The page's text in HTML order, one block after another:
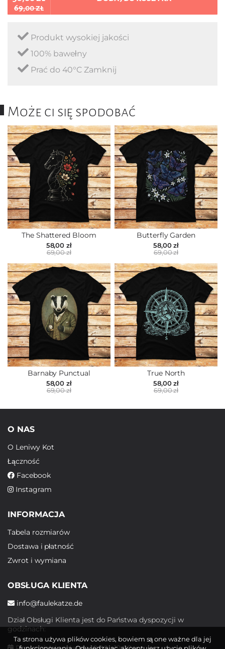
69,00 zł
Produkt wysokiej jakości
100% bawełny
Prać do 40°C Zamknij
Może ci się spodobać
The Shattered Bloom
58,00 zł
69,00 zł
Butterfly Garden
58,00 zł
69,00 zł
Barnaby Punctual
58,00 zł
69,00 zł
True North
58,00 zł
69,00 zł
O NAS
O Leniwy Kot
Łączność
Facebook
Instagram
INFORMACJA
Tabela rozmiarów
Dostawa i płatność
Zwrot i wymiana
OBSŁUGA KLIENTA
info@faulekatze.de
Dział Obsługi Klienta jest do Państwa dyspozycji w
godzinach:
Ta strona używa plików cookies, bowiem są one ważne dla jej